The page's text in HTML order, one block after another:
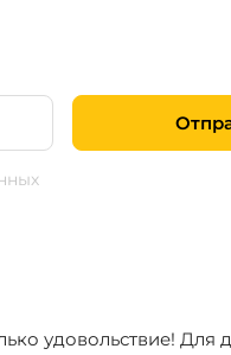
удовольствие! Для